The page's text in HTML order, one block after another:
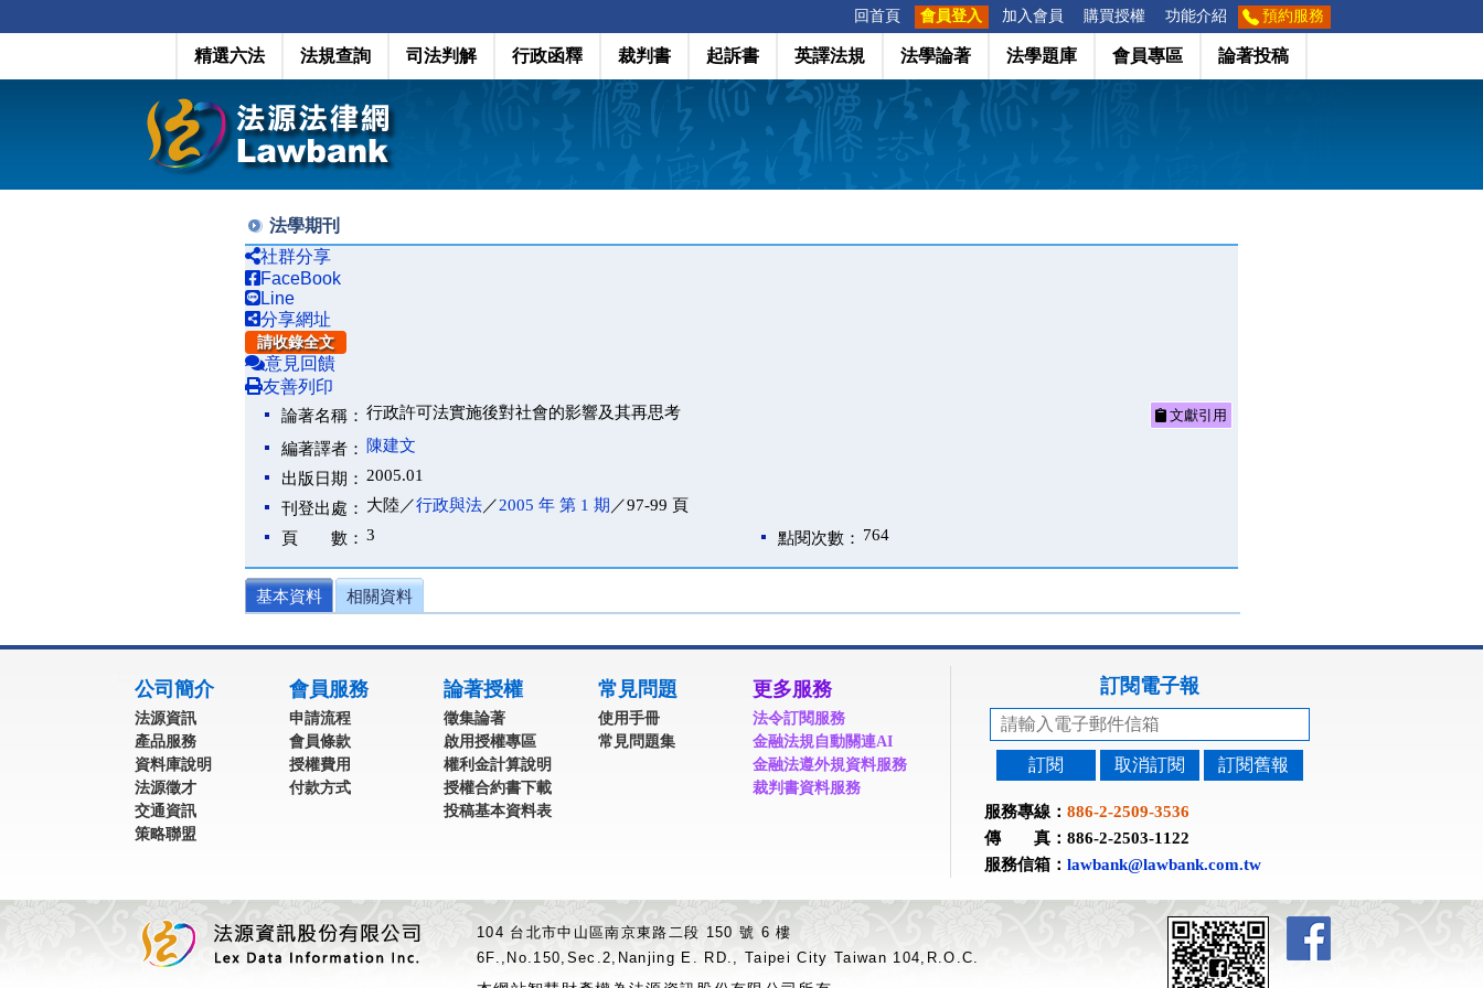
回首頁 會員登入 加入會員 購買授權 功能介紹 預約服務
精選六法 法規查詢 司法判解 行政函釋 裁判書 起訴書 英譯法規 法學論著 法學題庫 會員專區 論著投稿
法學期刊
社群分享
FaceBook
Line
分享網址
請收錄全文
意見回饋
友善列印
論著名稱： 行政許可法實施後對社會的影響及其再思考 文獻引用
編著譯者：
陳建文
出版日期： 2005.01
刊登出處： 大陸／行政與法／2005 年 第 1 期 ／97-99 頁
頁 數： 3 點閱次數： 764
基本資料 相關資料
公司簡介
法源資訊
產品服務
資料庫說明
法源徵才
交通資訊
策略聯盟
會員服務
申請流程
會員條款
授權費用
付款方式
論著授權
徵集論著
啟用授權專區
權利金計算說明
授權合約書下載
投稿基本資料表
常見問題
使用手冊
常見問題集
更多服務
法令訂閱服務
金融法規自動關連AI
金融法遵外規資料服務
裁判書資料服務
訂閱電子報
訂閱 取消訂閱 訂閱舊報
服務專線： 886-2-2509-3536
傳 真：886-2-2503-1122
服務信箱： lawbank@lawbank.com.tw
104 台北市中山區南京東路二段 150 號 6 樓
6F.,No.150,Sec.2,Nanjing E. RD., Taipei City Taiwan 104,R.O.C.